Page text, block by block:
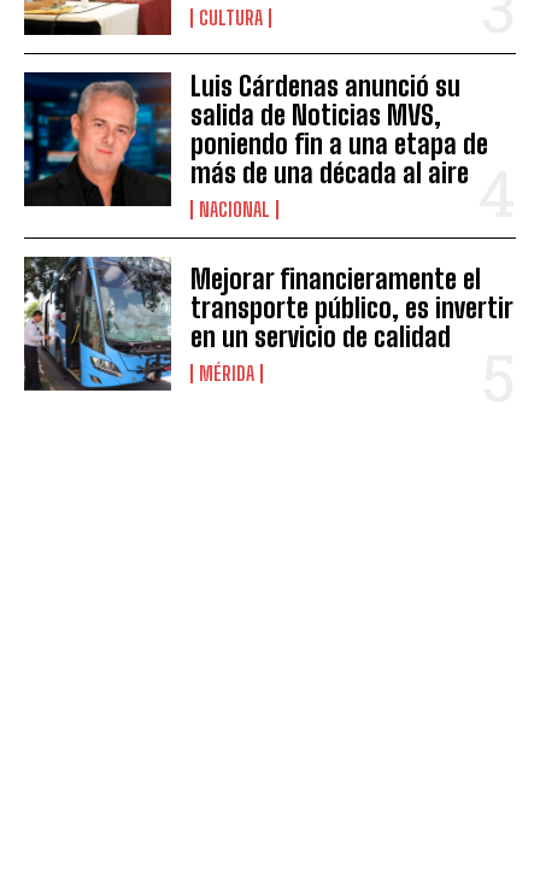
CULTURA
Luis Cárdenas anunció su
salida de Noticias MVS,
poniendo fin a una etapa de
más de una década al aire
NACIONAL
Mejorar financieramente el
transporte público, es invertir
en un servicio de calidad
MÉRIDA